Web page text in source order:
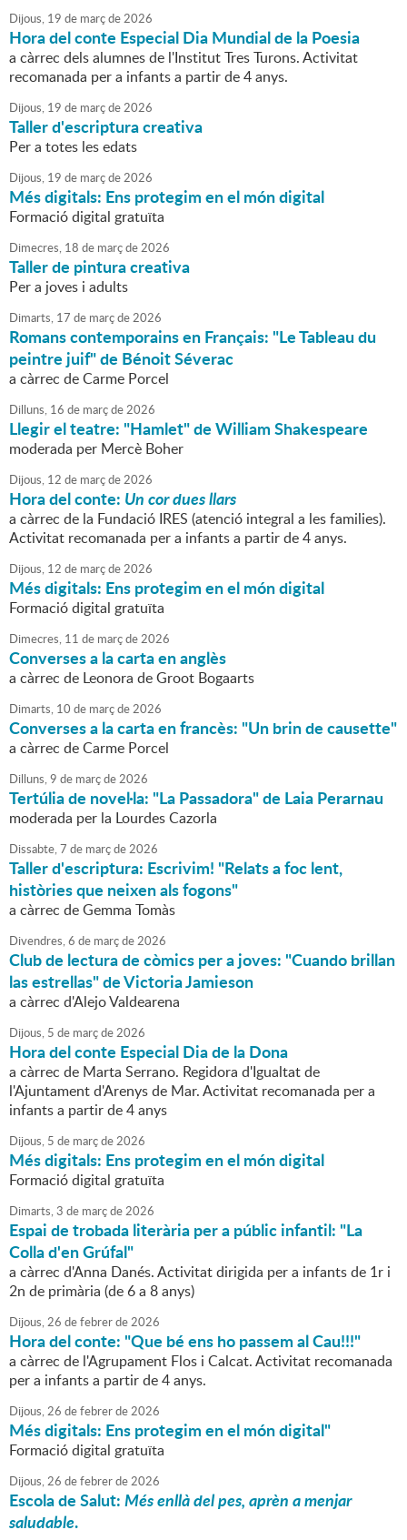
Dijous, 19 de marçde2026
Hora del conte Especial Dia Mundial de la Poesia
a càrrec dels alumnes de l'Institut Tres Turons. Activitat
recomanada per a infants a partir de 4 anys.
Dijous, 19 de marçde2026
Taller d'escriptura creativa
Per a totes les edats
Dijous, 19 de marçde2026
Més digitals: Ens protegim en el món digital
Formació digital gratuïta
Dimecres, 18 de marçde2026
Taller de pintura creativa
Per a joves i adults
Dimarts, 17 de marçde2026
Romans contemporains en Français: "Le Tableau du
peintre juif" de Bénoit Séverac
a càrrec de Carme Porcel
Dilluns, 16 de marçde2026
Llegir el teatre: "Hamlet" de William Shakespeare
moderada per Mercè Boher
Dijous, 12 de marçde2026
Hora del conte: Un cor dues llars
a càrrec de la Fundació IRES (atenció integral a les families).
Activitat recomanada per a infants a partir de 4 anys.
Dijous, 12 de marçde2026
Més digitals: Ens protegim en el món digital
Formació digital gratuïta
Dimecres, 11 de marçde2026
Converses a la carta en anglès
a càrrec de Leonora de Groot Bogaarts
Dimarts, 10 de marçde2026
Converses a la carta en francès: "Un brin de causette"
a càrrec de Carme Porcel
Dilluns,9 de marçde2026
Tertúlia de novel·la: "La Passadora" de Laia Perarnau
moderada per la Lourdes Cazorla
Dissabte,7 de marçde2026
Taller d'escriptura: Escrivim! "Relats a foc lent,
històries que neixen als fogons"
a càrrec de Gemma Tomàs
Divendres,6 de marçde2026
Club de lectura de còmics per a joves: "Cuando brillan
las estrellas" de Victoria Jamieson
a càrrec d'Alejo Valdearena
Dijous, 5 de marçde2026
Hora del conte Especial Dia de la Dona
a càrrec de Marta Serrano. Regidora d'Igualtat de
l'Ajuntament d'Arenys de Mar. Activitat recomanada per a
infants a partir de 4 anys
Dijous, 5 de marçde2026
Més digitals: Ens protegim en el món digital
Formació digital gratuïta
Dimarts,3 de marçde2026
Espai de trobada literària per a públic infantil: "La
Colla d'en Grúfal"
a càrrec d'Anna Danés. Activitat dirigida per a infants de 1r i
2n de primària (de 6 a 8 anys)
Dijous,26 defebrerde2026
Hora del conte: "Que bé ens ho passem al Cau!!!"
a càrrec de l'Agrupament Flos i Calcat. Activitat recomanada
per a infants a partir de 4 anys.
Dijous,26 defebrerde2026
Més digitals: Ens protegim en el món digital"
Formació digital gratuïta
Dijous,26 defebrerde2026
Escola de Salut:Més enllà del pes, aprèn a menjar
saludable.